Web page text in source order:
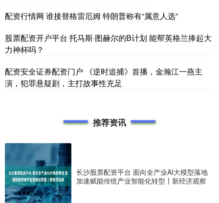
配资行情网 谁接替格雷厄姆 特朗普称有“属意人选”
股票配资开户平台 托马斯·图赫尔的B计划 能帮英格兰捧起大
力神杯吗？
配资安全证券配资门户 《逆时追捕》首播，金瀚江一燕主
演，犯罪悬疑剧，主打故事性充足
推荐资讯
长沙股票配资平台 面向全产业AI大模型落地
加速赋能传统产业智能化转型丨新经济观察